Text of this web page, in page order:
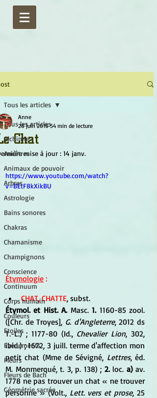
Tous les articles
Alchimie
Ancêtres
Animaux de pouvoir
Arbres
Astrologie
Bains sonores
Chakras
Chamanisme
Champignons
Conscience
Continuum
Corps humain
Couleurs
Etoiles
Evénements
Fleurs
Fleurs de Bach
Géométrie sacrée
Tous les articles
Chat
Anne
28 juin 2016 54 min de lecture
mise à jour : 14 janv.
https://www.youtube.com/watch?
v=BEtF8kXikBU
Étymologie :
CHAT, CHATTE, subst.
Étymol. et Hist. A. Masc. 1. 1160-85 zool.
([Chr. de Troyes], G. d'Angleterre, 2012 ds
T.-L.) ; 1177-80 (Id., Chevalier Lion, 302,
ibid.) ; 1672, 3 juill. terme d'affection mon
petit chat (Mme de Sévigné, Lettres, éd.
M. Monmerqué, t. 3, p. 138) ; 2. loc. a) av.
1778 ne pas trouver un chat « ne trouver
personne » (Volt., Lett. vers et prose, 25